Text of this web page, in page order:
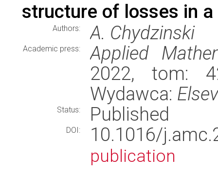
structure of losses in
Authors: A. Chydzinski
Academic press:
Applied
2022, tom:
Wydawca:
Status: Published
DOI: 10.1016/
publication